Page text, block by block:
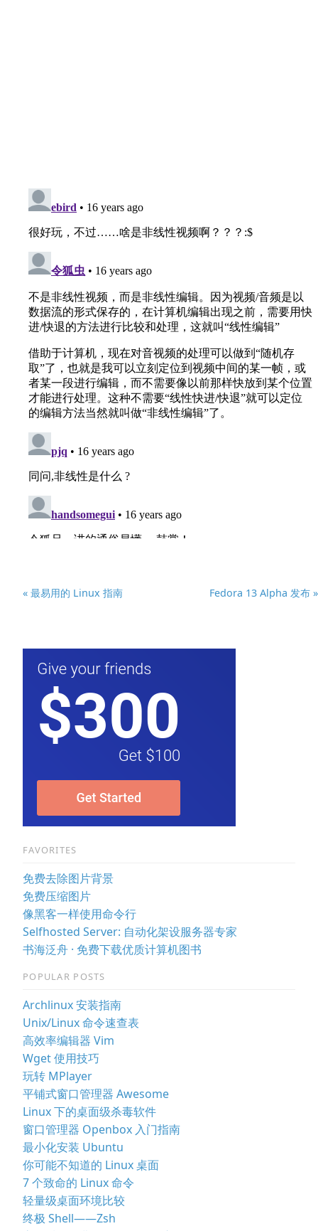
« 最易用的 Linux 指南 Fedora 13 Alpha 发布 »
FAVORITES
免费去除图片背景
免费压缩图片
像黑客一样使用命令行
Selfhosted Server: 自动化架设服务器专家
书海泛舟 · 免费下载优质计算机图书
POPULAR POSTS
Archlinux 安装指南
Unix/Linux 命令速查表
高效率编辑器 Vim
Wget 使用技巧
玩转 MPlayer
平铺式窗口管理器 Awesome
Linux 下的桌面级杀毒软件
窗口管理器 Openbox 入门指南
最小化安装 Ubuntu
你可能不知道的 Linux 桌面
7 个致命的 Linux 命令
轻量级桌面环境比较
终极 Shell——Zsh